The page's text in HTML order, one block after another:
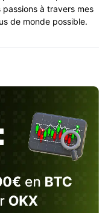
à travers mes
de monde possible.